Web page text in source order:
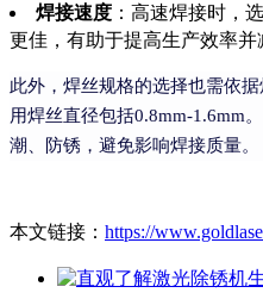
焊接速度 ：高速焊接时，
更佳，有助于提高生产效率并
此外，焊丝规格的选择也需依
用焊丝直径包括0.8mm-1.6mm
潮、防锈，避免影响焊接质量。
本文链接： https://